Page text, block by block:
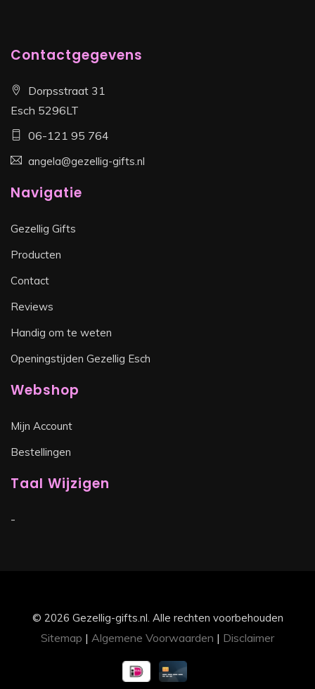
Contactgegevens
Dorpsstraat 31
Esch 5296LT
06-121 95 764
angela@gezellig-gifts.nl
Navigatie
Gezellig Gifts
Producten
Contact
Reviews
Handig om te weten
Openingstijden Gezellig Esch
Webshop
Mijn Account
Bestellingen
Taal Wijzigen
-
© 2026 Gezellig-gifts.nl. Alle rechten voorbehouden
Sitemap | Algemene Voorwaarden | Disclaimer